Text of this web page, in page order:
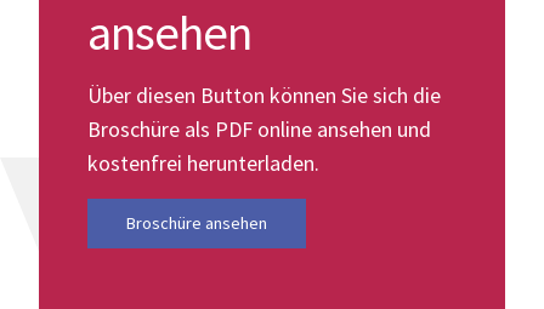
ansehen
Über diesen Button können Sie sich die
Broschüre als PDF online ansehen und
kostenfrei herunterladen.
Broschüre ansehen